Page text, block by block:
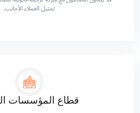
تمثيل العملاء الأجانب.
قطاع المؤسسات